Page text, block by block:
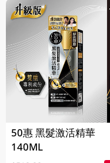
50惠 黑髮激活精華
140ML